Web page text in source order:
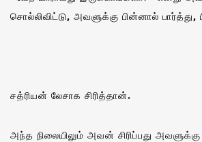
சொல்லிவிட்டு, அவளுக்கு பின்னால் பார்த்து,
சத்ரியன் லேசாக சிரித்தான்.
அந்த நிலையிலும் அவன் சிரிப்பது அவளுக்கு